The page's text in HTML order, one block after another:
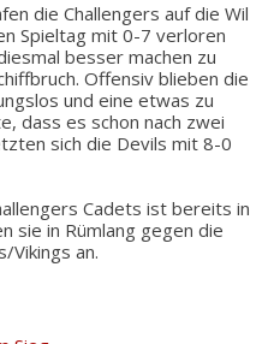
die Challengers auf die Wil
Spieltag mit 0-7 verloren
besser machen zu
Offensiv blieben die
und eine etwas zu
dass es schon nach zwei
sich die Devils mit 8-0
Cadets ist bereits in
sie in Rümlang gegen die
Vikings an.